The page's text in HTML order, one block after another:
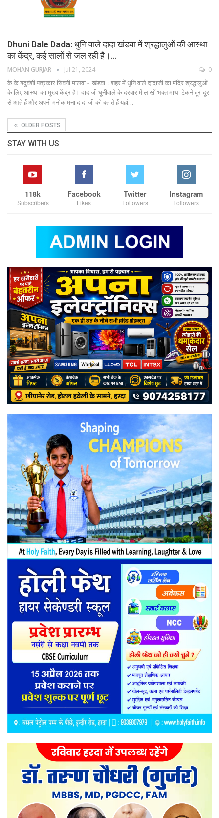
Dhuni Bale Dada: धुनि वाले दादा खंडवा में श्रद्धालुओं की आस्था
का केंद्र, कई सालों से जल रही है।…
MOHAN GURJAR Jul 21, 2024 0
के के यदुवंशी पत्रकार सिवनी मालवा - खंडवा : शहर में धुनि वाले दादाजी का मंदिर श्रद्धालुओं
के लिए आस्था का मुख्य केंद्र है। दादाजी धूनीवाले के दरबार में लाखों भक्त माथा टेकने दूर-दूर
से आते हैं और अपनी मनोकामना दादा जी को बताते हैं यहां…
OLDER POSTS
STAY WITH US
118k
Subscribers
Facebook
Likes
Twitter
Followers
Instagram
Followers